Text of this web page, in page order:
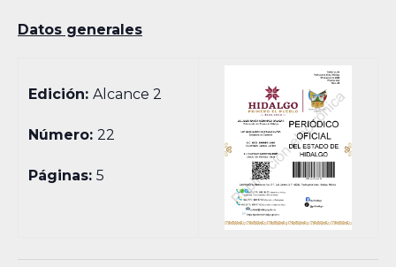
Datos generales
Edición:Alcance 2
Número:22
Páginas:5